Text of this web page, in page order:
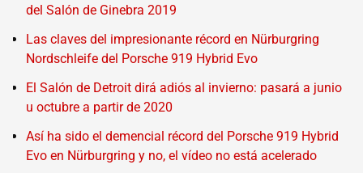
del Salón de Ginebra 2019
Las claves del impresionante récord en Nürburgring
Nordschleife del Porsche 919 Hybrid Evo
El Salón de Detroit dirá adiós al invierno: pasará a junio
u octubre a partir de 2020
Así ha sido el demencial récord del Porsche 919 Hybrid
Evo en Nürburgring y no, el vídeo no está acelerado